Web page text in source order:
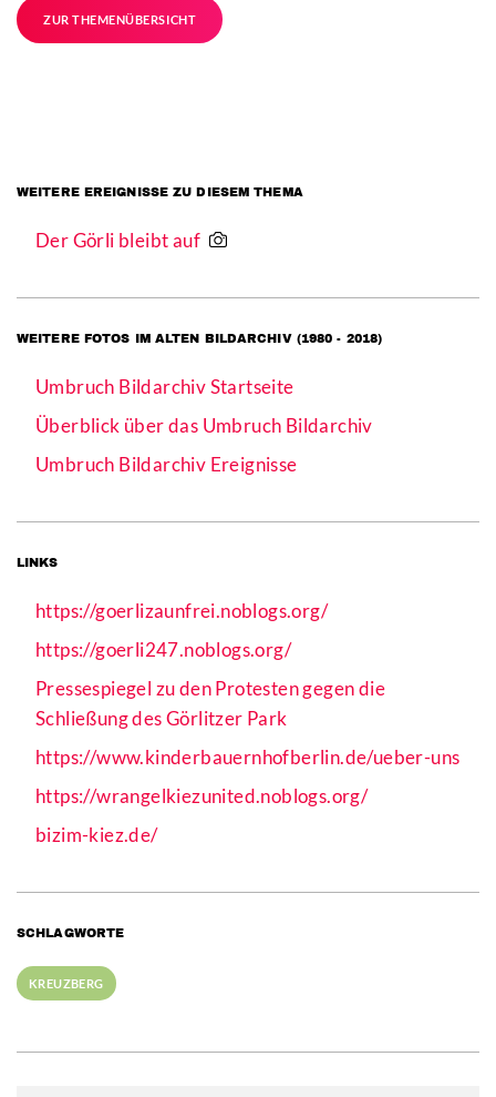
ZUR THEMENÜBERSICHT
WEITERE EREIGNISSE ZU DIESEM THEMA
Der Görli bleibt auf
WEITERE FOTOS IM ALTEN BILDARCHIV (1980 - 2018)
Umbruch Bildarchiv Startseite
Überblick über das Umbruch Bildarchiv
Umbruch Bildarchiv Ereignisse
LINKS
https://goerlizaunfrei.noblogs.org/
https://goerli247.noblogs.org/
Pressespiegel zu den Protesten gegen die
Schließung des Görlitzer Park
https://www.kinderbauernhofberlin.de/ueber-uns
https://wrangelkiezunited.noblogs.org/
bizim-kiez.de/
SCHLAGWORTE
KREUZBERG